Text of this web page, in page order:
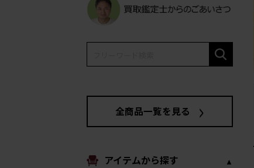
全商品一覧を見る
アイテムから探す